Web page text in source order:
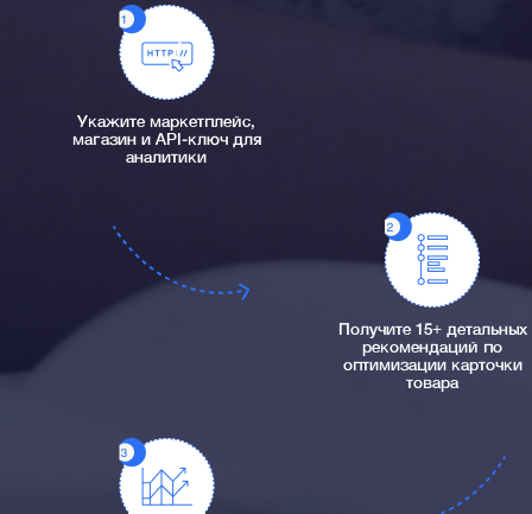
Укажите маркетплейс,
магазин и API-ключ для
аналитики
Получите 15+ детальных
рекомендаций по
оптимизации карточки
товара